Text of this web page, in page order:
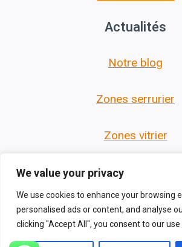
We value your privacy
We use cookies to enhance your browsing
personalised ads or content, and analyse
clicking "Accept All", you consent to our use
Actualités
Notre blog
Zones serrurier
Zones vitrier
© 2026 Les Serruriers des